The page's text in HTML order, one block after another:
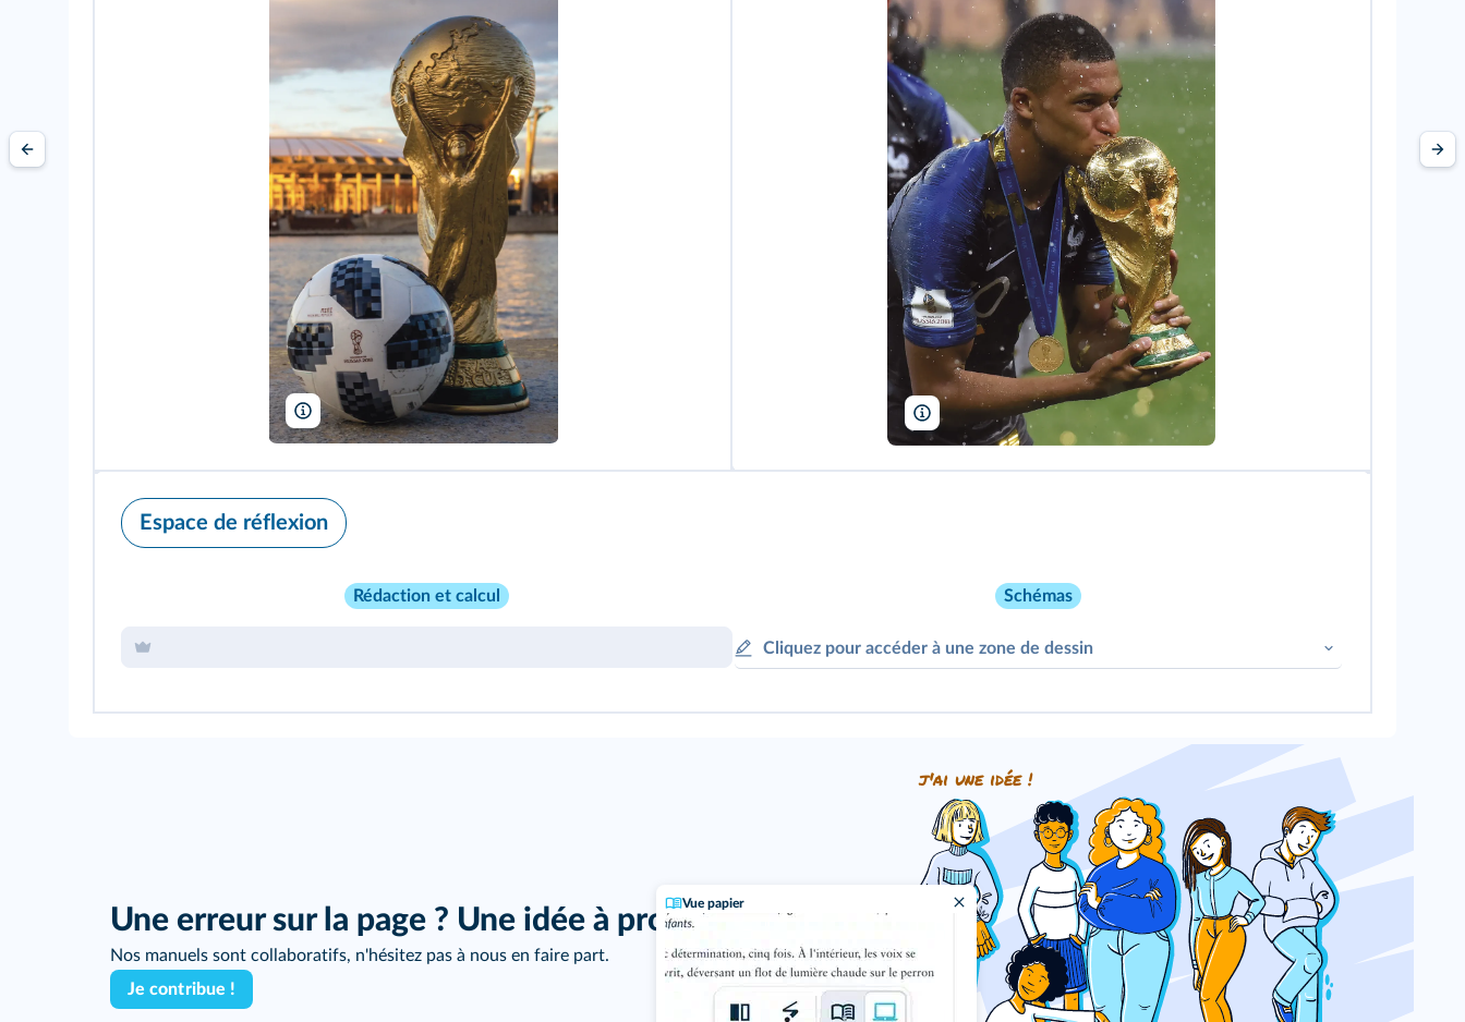
Vue papier
fifg/Shutterstock A.RICARDO/Shutterstock
Espace de réflexion
Rédaction et calcul Schémas
Cliquez pour accéder à une zone de dessin
Une erreur sur la page ? Une idée à proposer ?
Nos manuels sont collaboratifs, n'hésitez pas à nous en faire part.
Je contribue !
j'ai une idée !